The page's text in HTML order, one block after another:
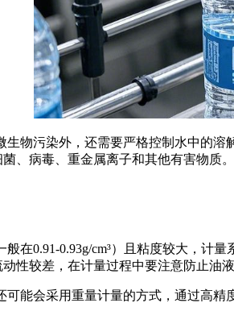
污染外，还需要严格控制水中的溶
、病毒、重金属离子和其他有害物质。
0.91-0.93g/cm³）且粘度较大，计
性较差，在计量过程中要注意防止油
会采用重量计量的方式，通过高精